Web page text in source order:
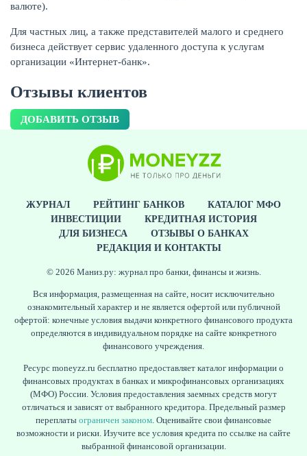
ЕЩЁ
валюте).
Для частных лиц, а также представителей малого и среднего
бизнеса действует сервис удаленного доступа к услугам
организации «Интернет-банк».
Отзывы клиентов
ДОБАВИТЬ ОТЗЫВ
ЖУРНАЛ РЕЙТИНГ БАНКОВ
КАТАЛОГ МФО
ИНВЕСТИЦИИ
КРЕДИТНАЯ ИСТОРИЯ
ДЛЯ БИЗНЕСА
ОТЗЫВЫ О БАНКАХ
РЕДАКЦИЯ И КОНТАКТЫ
© 2026 Маниз.ру: журнал про банки, финансы и жизнь.
Вся информация, размещенная на сайте, носит исключительно
ознакомительный характер и не является офертой или публичной
офертой: конечные условия выдачи конкретного финансового продукта
определяются в индивидуальном порядке на сайте конкретного
финансового учреждения.
Ресурс moneyzz.ru бесплатно предоставляет каталог информации о
финансовых продуктах в банках и микрофинансовых организациях
(МФО) России. Условия предоставления заемных средств могут
отличаться и зависят от выбранного кредитора. Предельный размер
переплаты ограничен законом. Оценивайте свои финансовые
возможности и риски. Изучите все условия кредита по ссылке на сайте
выбранной финансовой организации.